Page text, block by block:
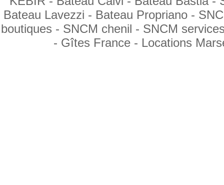
Bateau Lavezzi - Bateau Propriano -
boutiques - SNCM chenil - SNCM
- Gîtes France - Locations